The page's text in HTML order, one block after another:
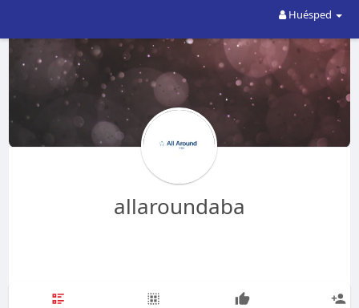
Huésped
allaroundaba